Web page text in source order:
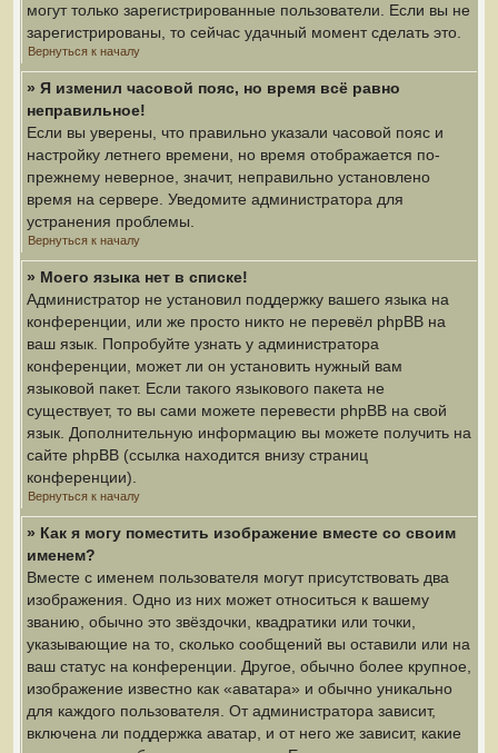
могут только зарегистрированные пользователи. Если вы не
зарегистрированы, то сейчас удачный момент сделать это.
Вернуться к началу
» Я изменил часовой пояс, но время всё равно
неправильное!
Если вы уверены, что правильно указали часовой пояс и
настройку летнего времени, но время отображается по-
прежнему неверное, значит, неправильно установлено
время на сервере. Уведомите администратора для
устранения проблемы.
Вернуться к началу
» Моего языка нет в списке!
Администратор не установил поддержку вашего языка на
конференции, или же просто никто не перевёл phpBB на
ваш язык. Попробуйте узнать у администратора
конференции, может ли он установить нужный вам
языковой пакет. Если такого языкового пакета не
существует, то вы сами можете перевести phpBB на свой
язык. Дополнительную информацию вы можете получить на
сайте phpBB (ссылка находится внизу страниц
конференции).
Вернуться к началу
» Как я могу поместить изображение вместе со своим
именем?
Вместе с именем пользователя могут присутствовать два
изображения. Одно из них может относиться к вашему
званию, обычно это звёздочки, квадратики или точки,
указывающие на то, сколько сообщений вы оставили или на
ваш статус на конференции. Другое, обычно более крупное,
изображение известно как «аватара» и обычно уникально
для каждого пользователя. От администратора зависит,
включена ли поддержка аватар, и от него же зависит, какие